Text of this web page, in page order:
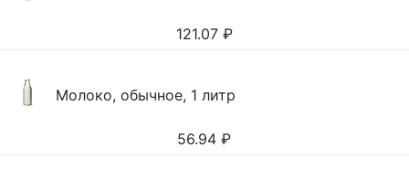
121.07 ₽
Молоко, обычное, 1 литр
56.94 ₽